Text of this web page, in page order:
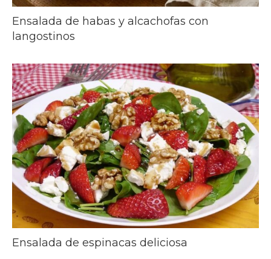
Ensalada de habas y alcachofas con
langostinos
Ensalada de espinacas deliciosa